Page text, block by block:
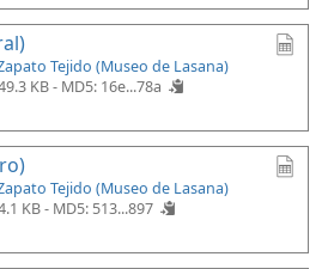
Tejido (Museo de Lasana)
KB - MD5: 16e...78a
Tejido (Museo de Lasana)
KB - MD5: 513...897